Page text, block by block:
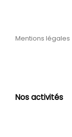
Mentions légales
Nos activités